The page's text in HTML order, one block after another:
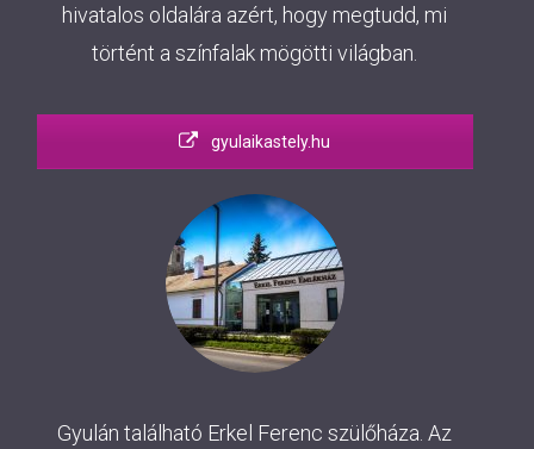
hivatalos oldalára azért, hogy megtudd, mi
történt a színfalak mögötti világban.
gyulaikastely.hu
Gyulán található Erkel Ferenc szülőháza. Az